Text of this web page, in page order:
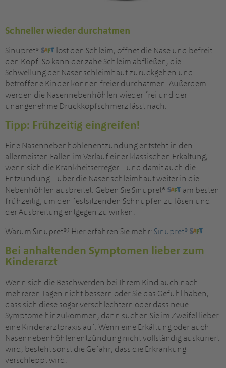
Schneller wieder durchatmen
Sinupret®
löst den Schleim, öffnet die Nase und befreit
den Kopf. So kann der zähe Schleim abfließen, die
Schwellung der Nasenschleimhaut zurückgehen und
betroffene Kinder können freier durchatmen. Außerdem
werden die Nasennebenhöhlen wieder frei und der
unangenehme Druckkopfschmerz lässt nach.
Tipp: Frühzeitig eingreifen!
Eine Nasennebenhöhlenentzündung entsteht in den
allermeisten Fällen im Verlauf einer klassischen Erkältung,
wenn sich die Krankheitserreger – und damit auch die
Entzündung – über die Nasenschleimhaut weiter in die
Nebenhöhlen ausbreitet. Geben Sie Sinupret®
am besten
frühzeitig, um den festsitzenden Schnupfen zu lösen und
der Ausbreitung entgegen zu wirken.
Warum Sinupret®? Hier erfahren Sie mehr: Sinupret®
Bei anhaltenden Symptomen lieber zum
Kinderarzt
Wenn sich die Beschwerden bei Ihrem Kind auch nach
mehreren Tagen nicht bessern oder Sie das Gefühl haben,
dass sich diese sogar verschlechtern oder dass neue
Symptome hinzukommen, dann suchen Sie im Zweifel lieber
eine Kinderarztpraxis auf. Wenn eine Erkältung oder auch
Nasennebenhöhlenentzündung nicht vollständig auskuriert
wird, besteht sonst die Gefahr, dass die Erkrankung
verschleppt wird.